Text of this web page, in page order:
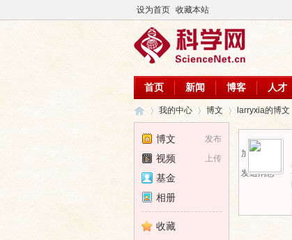
设为首页 收藏本站
首页 新闻 博客 人才
›
我的中心 博文 larryxia的博文
加为好友
发送消息
发布
博文
上传
视频
基金
相册
收藏